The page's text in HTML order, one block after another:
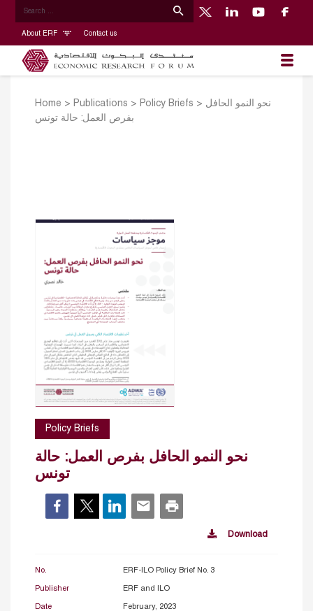
About ERF Contact us
Home > Publications > Policy Briefs > نحو النمو الحافل
بفرص العمل: حالة تونس
Policy Briefs
نحو النمو الحافل بفرص العمل: حالة
تونس
Download
No. ERF-ILO Policy Brief No. 3
Publisher ERF and ILO
Date February, 2023